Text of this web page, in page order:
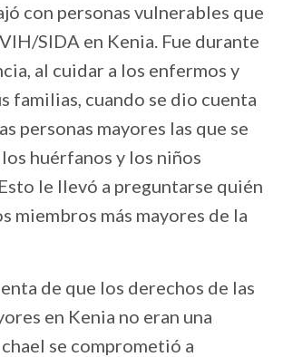
con personas vulnerables que
SIDA en Kenia. Fue durante
al cuidar a los enfermos y
familias, cuando se dio cuenta
personas mayores las que se
huérfanos y los niños
le llevó a preguntarse quién
miembros más mayores de la
de que los derechos de las
en Kenia no eran una
se comprometió a